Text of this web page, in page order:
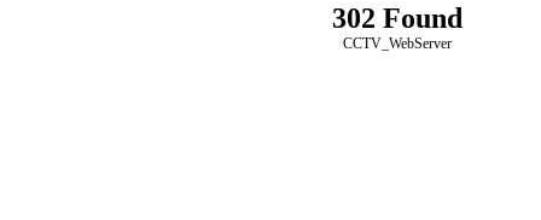
302 Found
CCTV_WebServer